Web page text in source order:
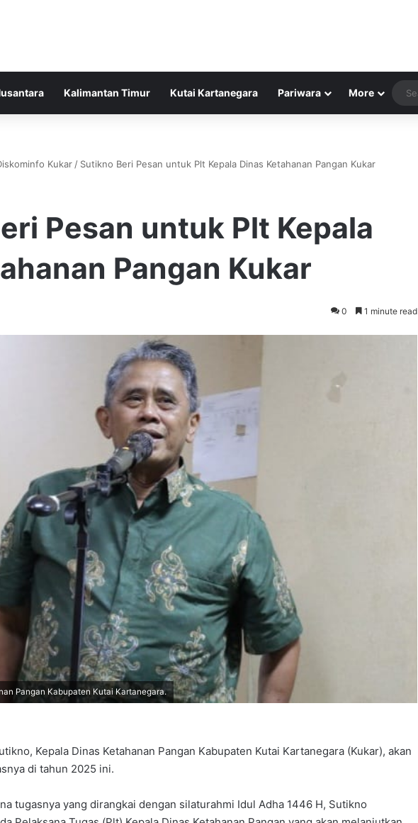
Kalimantan Timur Kutai Kartanegara Pariwara More
Kukar / Sutikno Beri Pesan untuk Plt Kepala Dinas Ketahanan Pangan Kukar
Pesan untuk Plt Kepala
Pangan Kukar
0 1 minute read
Pangan Kabupaten Kutai Kartanegara.
Kepala Dinas Ketahanan Pangan Kabupaten Kutai Kartanegara (Kukar), akan
di tahun 2025 ini.
tugasnya yang dirangkai dengan silaturahmi Idul Adha 1446 H, Sutikno